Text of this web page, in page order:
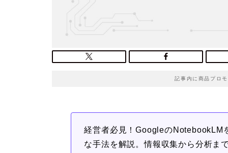
記事内に商品プロ
経営者必見！GoogleのNotebookLM
な手法を解説。情報収集から分析ま